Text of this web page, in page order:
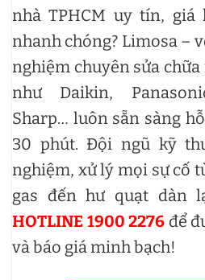
nhà TPHCM uy tín,
nhanh chóng? Limosa –
nghiệm chuyên sửa
như Daikin,
Sharp… luôn sẵn sàng
30 phút. Đội ngũ kỹ
nghiệm, xử lý mọi sự cố
gas đến hư quạt dàn
HOTLINE 1900 2276 để
và báo giá minh bạch!